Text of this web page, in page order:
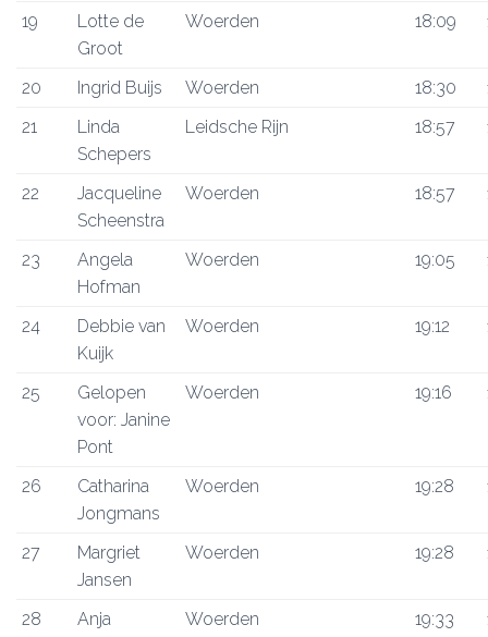
19
Lotte de
Groot
Woerden 18:09
20 Ingrid Buijs Woerden 18:30
21
Linda
Schepers
Leidsche Rijn 18:57
22
Jacqueline
Scheenstra
Woerden 18:57
23
Angela
Hofman
Woerden 19:05
24
Debbie van
Kuijk
Woerden 19:12
25
Gelopen
voor: Janine
Pont
Woerden 19:16
26
Catharina
Jongmans
Woerden 19:28
27
Margriet
Jansen
Woerden 19:28
28
Anja
Woerden 19:33